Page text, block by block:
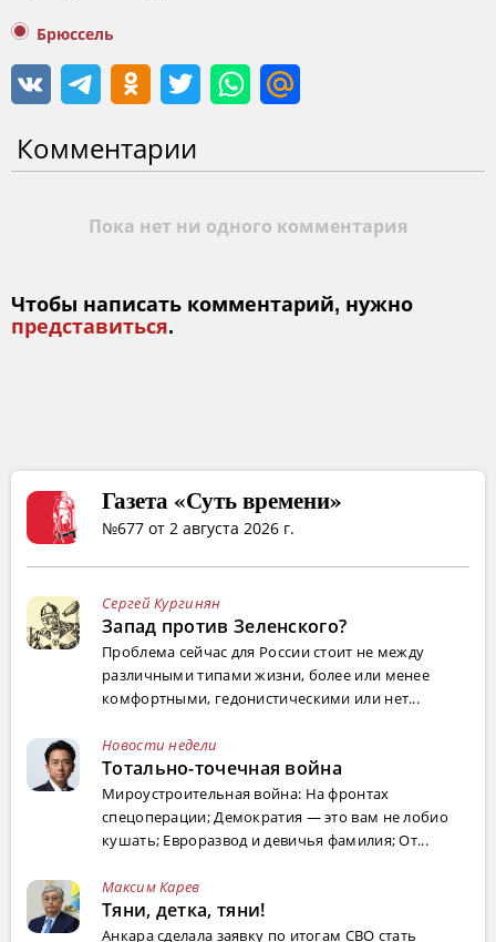
Брюссель
Комментарии
Пока нет ни одного комментария
Чтобы написать комментарий, нужно
представиться.
Газета «Суть времени»
№677 от 2 августа 2026 г.
Сергей Кургинян
Запад против Зеленского?
Проблема сейчас для России стоит не между
различными типами жизни, более или менее
комфортными, гедонистическими или нет...
Новости недели
Тотально-точечная война
Мироустроительная война: На фронтах
спецоперации; Демократия — это вам не лобио
кушать; Евроразвод и девичья фамилия; От...
Максим Карев
Тяни, детка, тяни!
Анкара сделала заявку по итогам СВО стать